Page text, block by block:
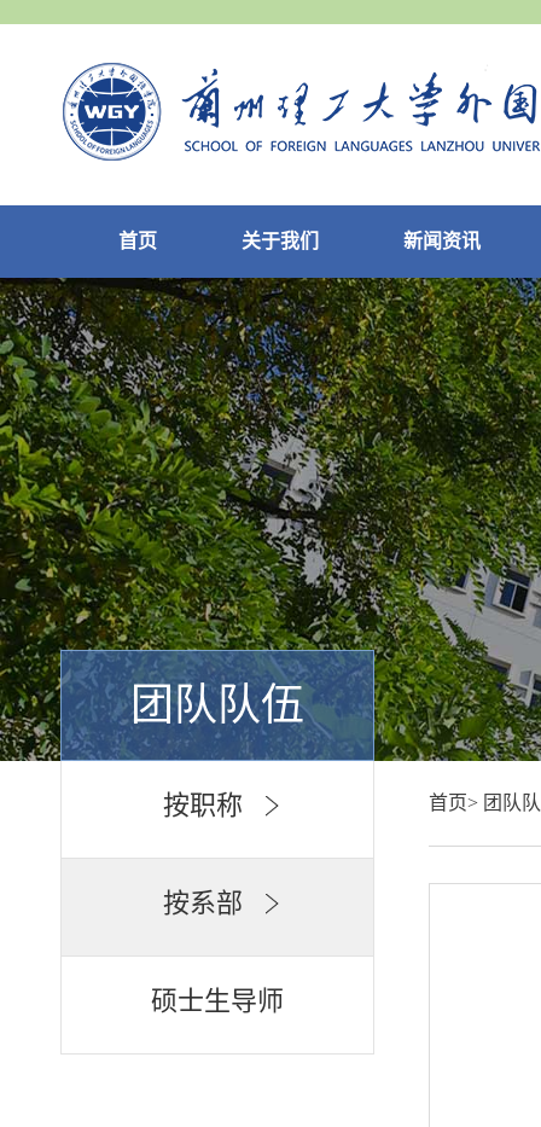
首页 关于我们 新闻资讯
团队队伍
按职称
按系部
硕士生导师
首页> 团队